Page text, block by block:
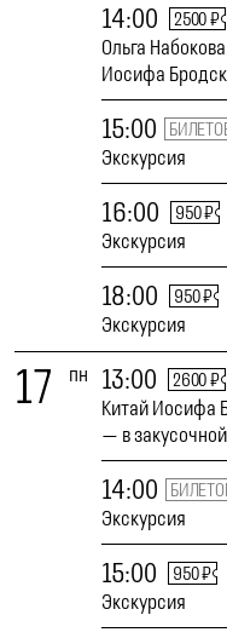
14:00 2500 ₽
Ольга
Иосифа
15:00
Экскурсия
16:00 950 ₽
Экскурсия
18:00 950 ₽
Экскурсия
17 пн 13:00 2600 ₽
Китай Иосифа
— в
14:00
Экскурсия
15:00 950 ₽
Экскурсия